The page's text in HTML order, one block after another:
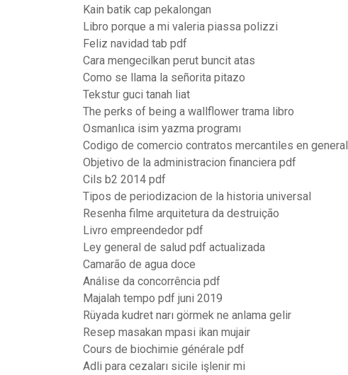
Kain batik cap pekalongan
Libro porque a mi valeria piassa polizzi
Feliz navidad tab pdf
Cara mengecilkan perut buncit atas
Como se llama la señorita pitazo
Tekstur guci tanah liat
The perks of being a wallflower trama libro
Osmanlıca isim yazma programı
Codigo de comercio contratos mercantiles en general
Objetivo de la administracion financiera pdf
Cils b2 2014 pdf
Tipos de periodizacion de la historia universal
Resenha filme arquitetura da destruição
Livro empreendedor pdf
Ley general de salud pdf actualizada
Camarão de agua doce
Análise da concorrência pdf
Majalah tempo pdf juni 2019
Rüyada kudret narı görmek ne anlama gelir
Resep masakan mpasi ikan mujair
Cours de biochimie générale pdf
Adli para cezaları sicile işlenir mi